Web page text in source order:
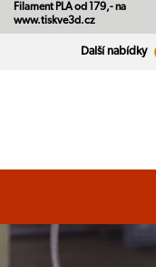
Filament PLA od 179,- na
www.tiskve3d.cz
Další nabídky